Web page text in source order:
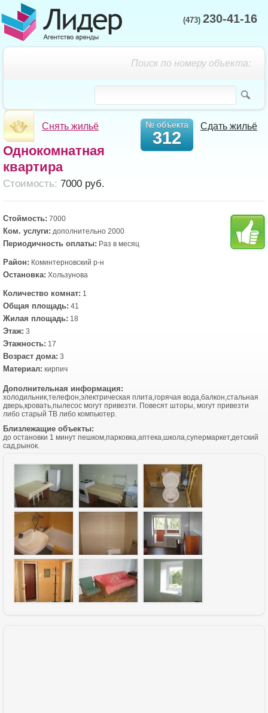
(473) 230-41-16
Поиск по номеру объекта:
Снять жильё Сдать жильё
№ объекта
312
Однокомнатная
квартира
Cтоимость: 7000 руб.
Стоймость: 7000
Ком. услуги: дополнительно 2000
Периодичность оплаты: Раз в месяц
Район: Коминтерновский р-н
Остановка: Хользунова
Количество комнат: 1
Общая площадь: 41
Жилая площадь: 18
Этаж: 3
Этажность: 17
Возраст дома: 3
Материал: кирпич
Дополнительная информация:
холодильник,телефон,электрическая плита,горячая вода,балкон,стальная
дверь,кровать,пылесос могут привезти. Повесят шторы, могут привезти
либо старый ТВ либо компьютер.
Близлежащие объекты:
до остановки 1 минут пешком,парковка,аптека,школа,супермаркет,детский
сад,рынок.